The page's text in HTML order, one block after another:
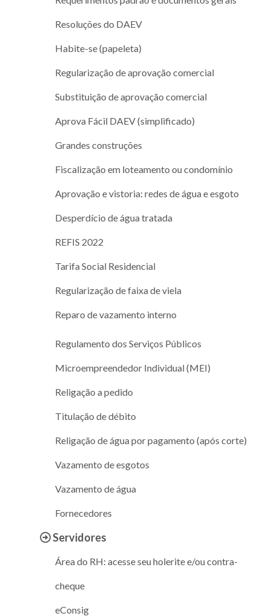
Resoluções do DAEV
Habite-se (papeleta)
Regularização de aprovação comercial
Substituição de aprovação comercial
Aprova Fácil DAEV (simplificado)
Grandes construções
Fiscalização em loteamento ou condomínio
Aprovação e vistoria: redes de água e esgoto
Desperdício de água tratada
REFIS 2022
Tarifa Social Residencial
Regularização de faixa de viela
Reparo de vazamento interno
Regulamento dos Serviços Públicos
Microempreendedor Individual (MEI)
Religação a pedido
Titulação de débito
Religação de água por pagamento (após corte)
Vazamento de esgotos
Vazamento de água
Fornecedores
Servidores
Área do RH: acesse seu holerite e/ou contra-
cheque
eConsig